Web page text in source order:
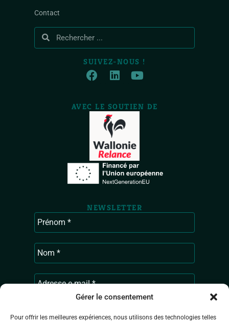
Gérer le consentement
Pour offrir les meilleures expériences, nous utilisons des technologies telles
Contact
SUIVEZ-NOUS !
AVEC LE SOUTIEN DE
NEWSLETTER